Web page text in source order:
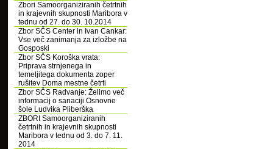
Zbori Samoorganiziranih četrtnih
in krajevnih skupnosti Maribora v
tednu od 27. do 30. 10.2014
Zbor SČS Center in Ivan Cankar:
Vse več zanimanja za izložbe na
Gosposki
Zbor SČS Koroška vrata:
Priprava strnjenega in
temeljitega dokumenta zoper
rušitev Doma mestne četrti
Zbor SČS Radvanje: Želimo več
informacij o sanaciji Osnovne
šole Ludvika Pliberška
ZBORI Samoorganiziranih
četrtnih in krajevnih skupnosti
Maribora v tednu od 3. do 7. 11.
2014